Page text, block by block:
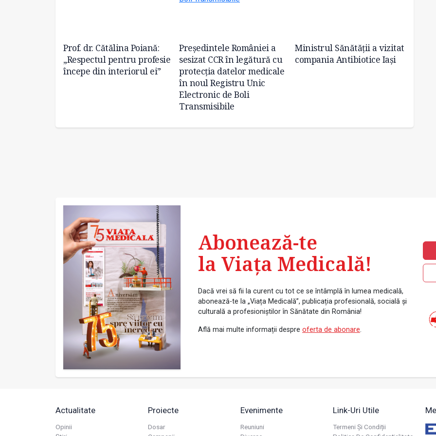
Prof. dr. Cătălina Poiană:
„Respectul pentru profesie
începe din interiorul ei”
Președintele României a
sesizat CCR în legătură cu
protecția datelor medicale
în noul Registru Unic
Electronic de Boli
Transmisibile
Ministrul Sănătății a vizitat
compania Antibiotice Iași
Abonează-te
la Viața Medicală!
Dacă vrei să fii la curent cu tot ce se întâmplă în lumea medicală,
abonează-te la „Viața Medicală”, publicația profesională, socială și
culturală a profesioniștilor în Sănătate din România!
Află mai multe informații despre oferta de abonare.
Actualitate
Opinii
Proiecte
Dosar
Evenimente
Reuniuni
Link-Uri Utile
Termeni Și Condiții